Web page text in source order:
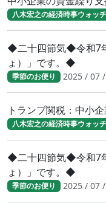
八木宏之の経済時事ウォッチ
◆二十四節気◆令和7
ょ）」です。◆
季節のお便り 2025 / 07
トランプ関税：中小
八木宏之の経済時事ウォッチ
◆二十四節気◆令和7
ょ）」です。◆
季節のお便り 2025 / 07